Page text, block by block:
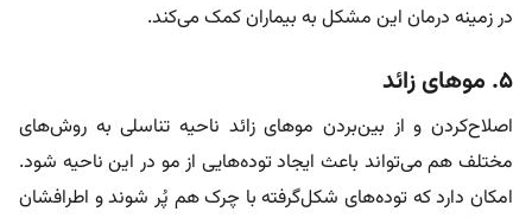
در زمینه درمان این مشکل به بیماران کمک می‌کند.
۵. موهای زائد
اصلاح‌کردن و از بین‌بردن موهای زائد ناحیه تناسلی به روش‌های
مختلف هم می‌تواند باعث ایجاد توده‌هایی از مو در این ناحیه شود.
امکان دارد که توده‌های شکل‌گرفته با چرک هم پُر شوند و اطرافشان